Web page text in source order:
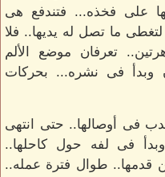
على فخذه... فتندفع هى
ما تصل له يديها.. فلا
تعرفان موضع الألم
وبدأ فى نشره... بحركات
فى أوصالها.. حتى انتهى
وبدأ فى لفه حول كاحلها..
قدمها.. طوال فترة عمله..